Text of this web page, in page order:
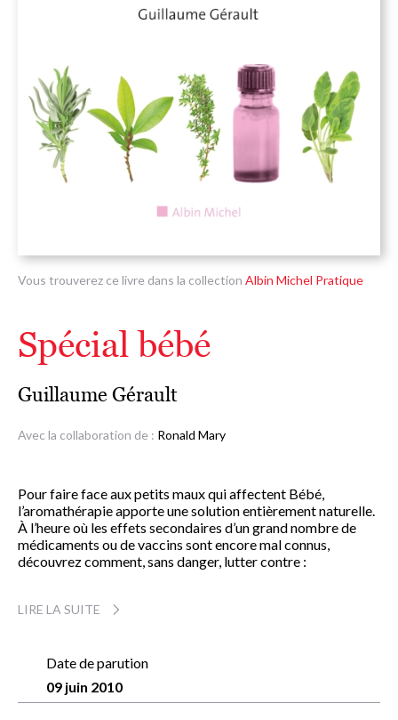
Vous trouverez ce livre dans la collection Albin Michel Pratique
Spécial bébé
Guillaume Gérault
Avec la collaboration de : Ronald Mary
Pour faire face aux petits maux qui affectent Bébé,
l’aromathérapie apporte une solution entièrement naturelle.
À l’heure où les effets secondaires d’un grand nombre de
médicaments ou de vaccins sont encore mal connus,
découvrez comment, sans danger, lutter contre :
• les otites, les oreillons ;
• les petits problèmes de peau ;
• et préparer et accompagner les vaccinations.
LIRE LA SUITE
Date de parution
09 juin 2010